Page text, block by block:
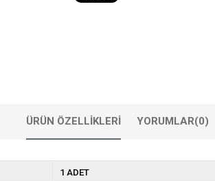
ÜRÜN ÖZELLIKLERI YORUMLAR(0)
1 ADET